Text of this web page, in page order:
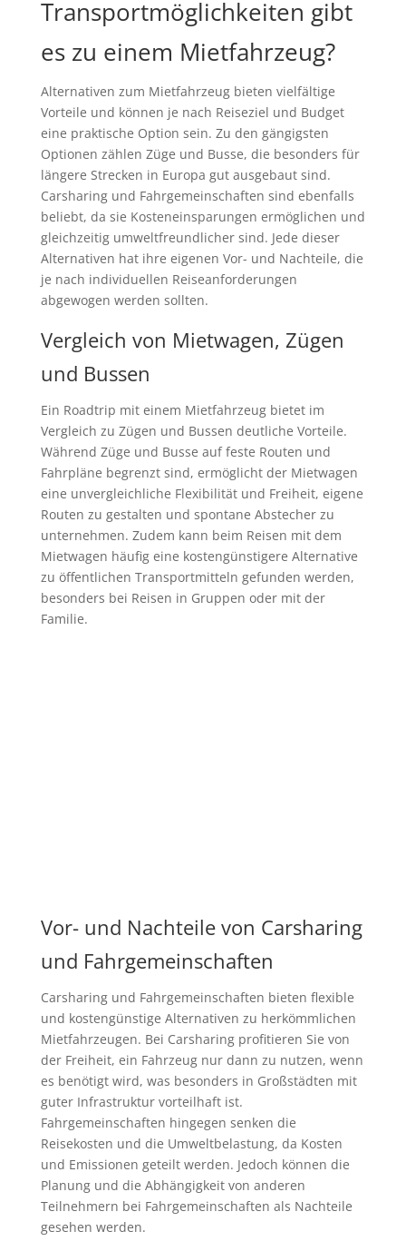
Transportmöglichkeiten gibt
es zu einem Mietfahrzeug?
Alternativen zum Mietfahrzeug bieten vielfältige
Vorteile und können je nach Reiseziel und Budget
eine praktische Option sein. Zu den gängigsten
Optionen zählen Züge und Busse, die besonders für
längere Strecken in Europa gut ausgebaut sind.
Carsharing und Fahrgemeinschaften sind ebenfalls
beliebt, da sie Kosteneinsparungen ermöglichen und
gleichzeitig umweltfreundlicher sind. Jede dieser
Alternativen hat ihre eigenen Vor- und Nachteile, die
je nach individuellen Reiseanforderungen
abgewogen werden sollten.
Vergleich von Mietwagen, Zügen
und Bussen
Ein Roadtrip mit einem Mietfahrzeug bietet im
Vergleich zu Zügen und Bussen deutliche Vorteile.
Während Züge und Busse auf feste Routen und
Fahrpläne begrenzt sind, ermöglicht der Mietwagen
eine unvergleichliche Flexibilität und Freiheit, eigene
Routen zu gestalten und spontane Abstecher zu
unternehmen. Zudem kann beim Reisen mit dem
Mietwagen häufig eine kostengünstigere Alternative
zu öffentlichen Transportmitteln gefunden werden,
besonders bei Reisen in Gruppen oder mit der
Familie.
Vor- und Nachteile von Carsharing
und Fahrgemeinschaften
Carsharing und Fahrgemeinschaften bieten flexible
und kostengünstige Alternativen zu herkömmlichen
Mietfahrzeugen. Bei Carsharing profitieren Sie von
der Freiheit, ein Fahrzeug nur dann zu nutzen, wenn
es benötigt wird, was besonders in Großstädten mit
guter Infrastruktur vorteilhaft ist.
Fahrgemeinschaften hingegen senken die
Reisekosten und die Umweltbelastung, da Kosten
und Emissionen geteilt werden. Jedoch können die
Planung und die Abhängigkeit von anderen
Teilnehmern bei Fahrgemeinschaften als Nachteile
gesehen werden.